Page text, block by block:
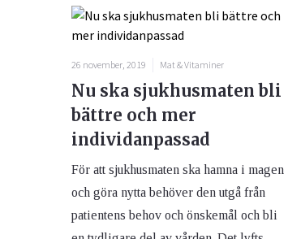
26 november, 2019 Mat & Vitaminer
Nu ska sjukhusmaten bli
bättre och mer
individanpassad
För att sjukhusmaten ska hamna i magen
och göra nytta behöver den utgå från
patientens behov och önskemål och bli